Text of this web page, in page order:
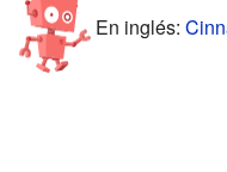
En inglés: